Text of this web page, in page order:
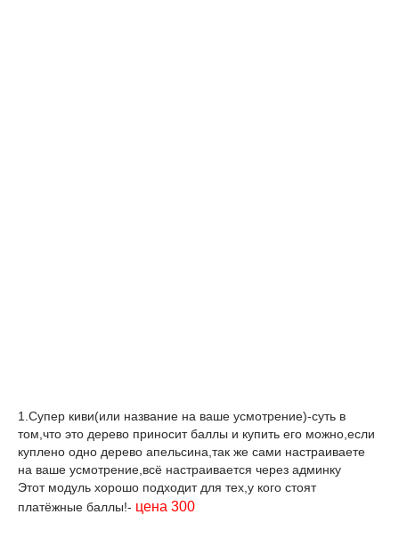
1.Супер киви(или название на ваше усмотрение)-суть в
том,что это дерево приносит баллы и купить его можно,если
куплено одно дерево апельсина,так же сами настраиваете
на ваше усмотрение,всё настраивается через админку
Этот модуль хорошо подходит для тех,у кого стоят
платёжные баллы!- цена 300